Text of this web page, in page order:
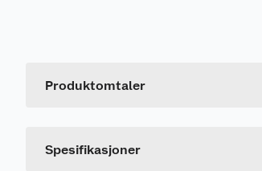
Produktomtaler
Spesifikasjoner
Leverandørens artikkelnummer